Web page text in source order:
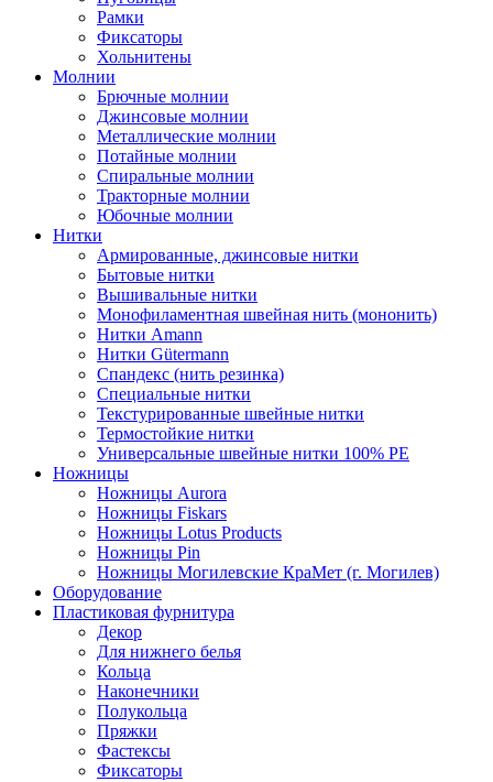
Рамки
Фиксаторы
Хольнитены
Молнии
Брючные молнии
Джинсовые молнии
Металлические молнии
Потайные молнии
Спиральные молнии
Тракторные молнии
Юбочные молнии
Нитки
Армированные, джинсовые нитки
Бытовые нитки
Вышивальные нитки
Монофиламентная швейная нить (мононить)
Нитки Amann
Нитки Gütermann
Спандекс (нить резинка)
Специальные нитки
Текстурированные швейные нитки
Термостойкие нитки
Универсальные швейные нитки 100% PE
Ножницы
Ножницы Aurora
Ножницы Fiskars
Ножницы Lotus Products
Ножницы Pin
Ножницы Могилевские КраМет (г. Могилев)
Оборудование
Пластиковая фурнитура
Декор
Для нижнего белья
Кольца
Наконечники
Полукольца
Пряжки
Фастексы
Фиксаторы